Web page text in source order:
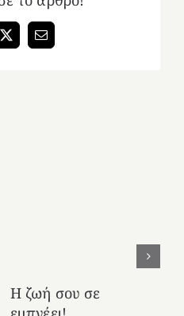
X Email
Η ζωή σου σε